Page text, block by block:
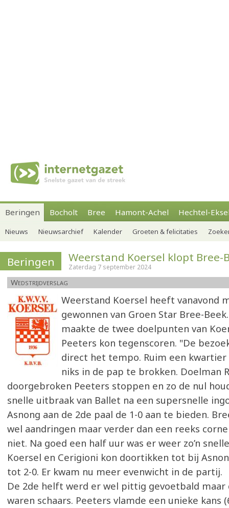
Beringen Bocholt Bree Hamont-Achel Hechtel-
Nieuws Nieuwsarchief Kalender Groeten & felicitaties
Beringen Weerstand Koersel klopt Bree-
Zaterdag 7 september 2024
Wedstrijdverslag
Weerstand Koersel heeft vanavond
gewonnen van Groen Star Bree-
maakte de twee doelpunten van
Peeters kon tegenscoren. "De
direct het tempo. Ruim een kwartier
niks in de pap te brokken. Doelman
doorgebroken Peeters stoppen en zo de nul
snelle uitbraak van Ballet na een supersnelle
Asnong aan de 2de paal de 1-0 aan te bieden.
wel aandringen maar verder dan een reeks
niet. Na goed een half uur was er weer zo’n
Koersel en Cerigioni kon doortikken tot bij
tot 2-0. Er kwam nu meer evenwicht in de partij.
De 2de helft werd er wel pittig gevoetbald maar
waren schaars. Peeters vlamde een unieke kans